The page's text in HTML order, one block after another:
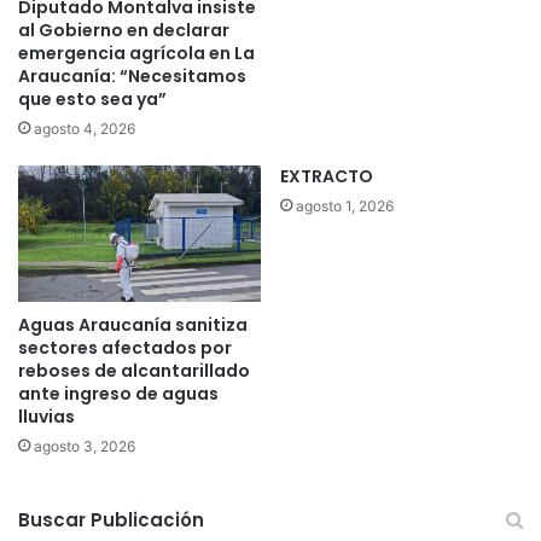
Diputado Montalva insiste
al Gobierno en declarar
emergencia agrícola en La
Araucanía: “Necesitamos
que esto sea ya”
agosto 4, 2026
Aguas Araucanía sanitiza
sectores afectados por
reboses de alcantarillado
ante ingreso de aguas
lluvias
agosto 3, 2026
EXTRACTO
agosto 1, 2026
Buscar Publicación